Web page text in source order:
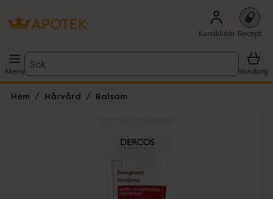
Kundklubb Recept
Meny
Sök
Varukorg
Hem Hårvård Balsam
Lista: . Innehåller 2 objekt.